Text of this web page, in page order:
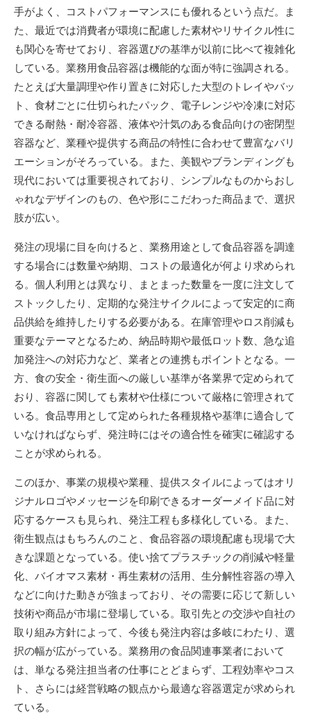
手がよく、コストパフォーマンスにも優れるという点だ。ま
た、最近では消費者が環境に配慮した素材やリサイクル性に
も関心を寄せており、容器選びの基準が以前に比べて複雑化
している。業務用食品容器は機能的な面が特に強調される。
たとえば大量調理や作り置きに対応した大型のトレイやバッ
ト、食材ごとに仕切られたパック、電子レンジや冷凍に対応
できる耐熱・耐冷容器、液体や汁気のある食品向けの密閉型
容器など、業種や提供する商品の特性に合わせて豊富なバリ
エーションがそろっている。また、美観やブランディングも
現代においては重要視されており、シンプルなものからおし
ゃれなデザインのもの、色や形にこだわった商品まで、選択
肢が広い。
発注の現場に目を向けると、業務用途として食品容器を調達
する場合には数量や納期、コストの最適化が何より求められ
る。個人利用とは異なり、まとまった数量を一度に注文して
ストックしたり、定期的な発注サイクルによって安定的に商
品供給を維持したりする必要がある。在庫管理やロス削減も
重要なテーマとなるため、納品時期や最低ロット数、急な追
加発注への対応力など、業者との連携もポイントとなる。一
方、食の安全・衛生面への厳しい基準が各業界で定められて
おり、容器に関しても素材や仕様について厳格に管理されて
いる。食品専用として定められた各種規格や基準に適合して
いなければならず、発注時にはその適合性を確実に確認する
ことが求められる。
このほか、事業の規模や業種、提供スタイルによってはオリ
ジナルロゴやメッセージを印刷できるオーダーメイド品に対
応するケースも見られ、発注工程も多様化している。また、
衛生観点はもちろんのこと、食品容器の環境配慮も現場で大
きな課題となっている。使い捨てプラスチックの削減や軽量
化、バイオマス素材・再生素材の活用、生分解性容器の導入
などに向けた動きが強まっており、その需要に応じて新しい
技術や商品が市場に登場している。取引先との交渉や自社の
取り組み方針によって、今後も発注内容は多岐にわたり、選
択の幅が広がっている。業務用の食品関連事業者において
は、単なる発注担当者の仕事にとどまらず、工程効率やコス
ト、さらには経営戦略の観点から最適な容器選定が求められ
ている。